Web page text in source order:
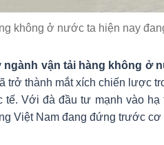
không ở nước ta hiện nay
ngành vận tải hàng không ở
trở thành mắt xích chiến lược
tế. Với đà đầu tư mạnh vào
Việt Nam đang đứng trước